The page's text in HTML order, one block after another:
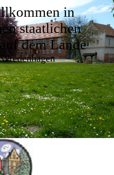
in
staatlichen
dem Lande